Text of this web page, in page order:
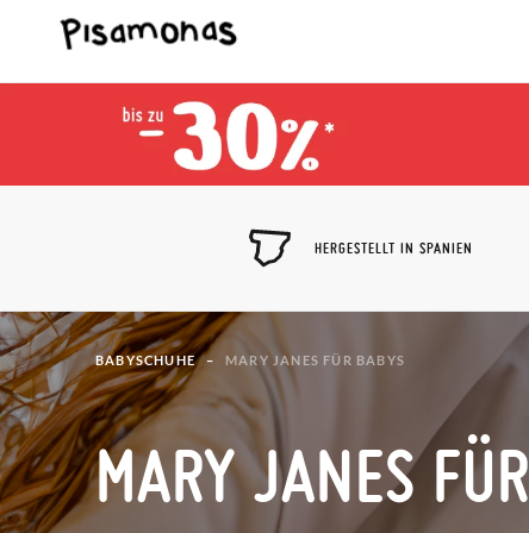
HERGESTELLT IN SPANIEN
BABYSCHUHE MARY JANES FÜR BABYS
MARY JANES FÜR